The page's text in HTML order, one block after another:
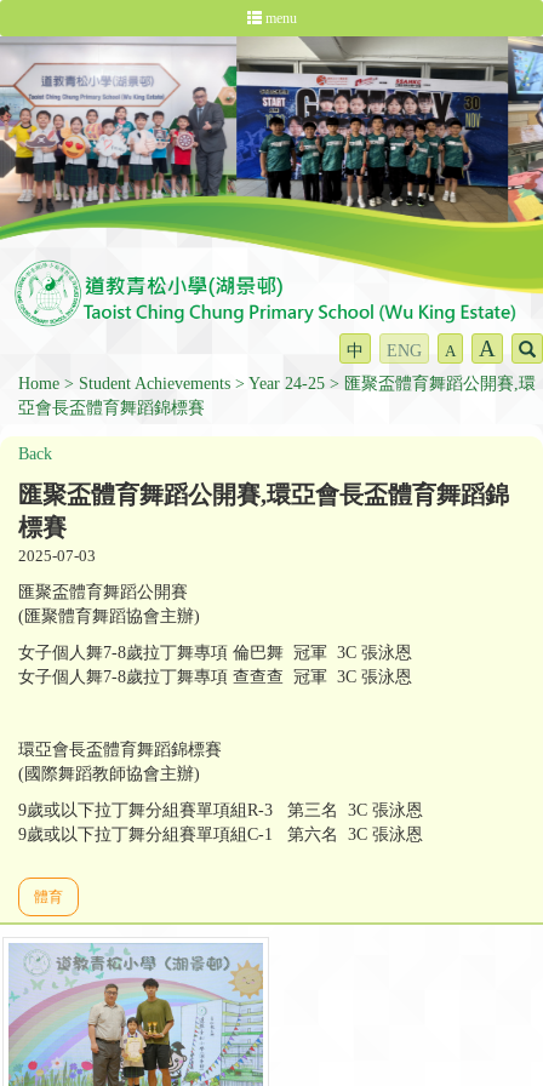
menu
中 ENG A A
Home Student Achievements Year 24-25
匯聚盃體育舞蹈公開賽,環
亞會長盃體育舞蹈錦標賽
Back
匯聚盃體育舞蹈公開賽,環亞會長盃體育舞蹈錦
標賽
2025-07-03
匯聚盃體育舞蹈公開賽
(匯聚體育舞蹈協會主辦)
女子個人舞7-8歲拉丁舞專項 倫巴舞 冠軍 3C 張泳恩
女子個人舞7-8歲拉丁舞專項 查查查 冠軍 3C 張泳恩
環亞會長盃體育舞蹈錦標賽
(國際舞蹈教師協會主辦)
9歲或以下拉丁舞分組賽單項組R-3 第三名 3C 張泳恩
9歲或以下拉丁舞分組賽單項組C-1 第六名 3C 張泳恩
體育